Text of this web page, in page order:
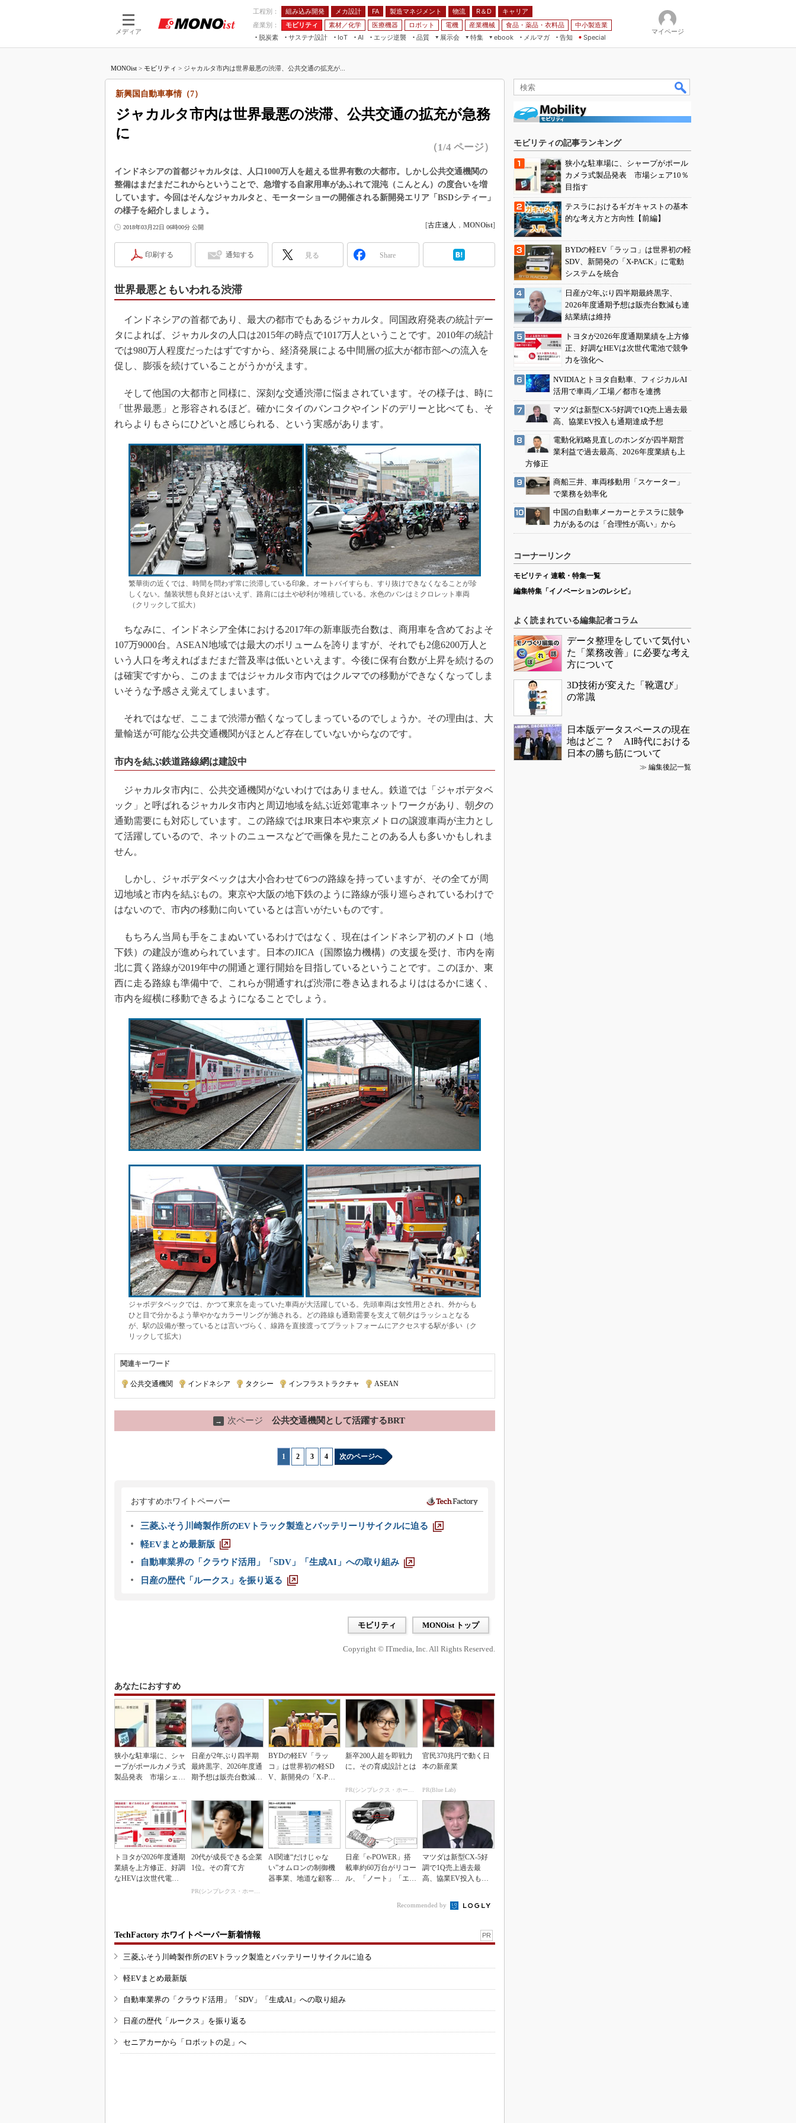
メディア
工程別： 組み込み開発 メカ設計 FA 製造マネジメント 物流 R＆D
キャリア
産業別：
モビリティ 素材／化学 医療機器 ロボット 電機 産業機械 食品・薬品・衣料品
中小製造業
脱炭素
サステナ設計
IoT
つながる工場
AI
AI×設備保全
エッジ逆襲 品質
展示会
JIMTOF
IIFES
TECHNO-FRONTIER
人テク展
日本ものづくりワールド
AUTOMOTIVE WORLD
特集
VR／AR
フィールドサービス
組み込みモデリング
Windows Embedded
無償設計ツール
3Dプリンタ
インダストリー4.0
イノベーション
植物工場
グローバル設計・開発
制御セキュリティ
新型コロナへの対応
ebook
FA
モビリティ
メルマガ
告知 Special
マイページ
MONOist > モビリティ > ジャカルタ市内は世界最悪の渋滞、公共交通の拡充が...
ジャカルタ市内は世界最悪の渋滞、公共交通の拡充が急務
に
新興国自動車事情（7）
（1/4 ページ）
インドネシアの首都ジャカルタは、人口1000万人を超える世界有数の大都市。しかし公共交通機関の
整備はまだまだこれからということで、急増する自家用車があふれて混沌（こんとん）の度合いを増
しています。今回はそんなジャカルタと、モーターショーの開催される新開発エリア「BSDシティー」
の様子を紹介しましょう。
2018年03月22日 06時00分 公開 [古庄速人 ， MONOist]
印刷する 通知する 見る Share
世界最悪ともいわれる渋滞
インドネシアの首都であり、最大の都市でもあるジャカルタ。同国政府発表の統計デー
タによれば、ジャカルタの人口は2015年の時点で1017万人ということです。2010年の統計
では980万人程度だったはずですから、経済発展による中間層の拡大が都市部への流入を
促し、膨張を続けていることがうかがえます。
そして他国の大都市と同様に、深刻な交通渋滞に悩まされています。その様子は、時に
「世界最悪」と形容されるほど。確かにタイのバンコクやインドのデリーと比べても、そ
れらよりもさらにひどいと感じられる、という実感があります。
繁華街の近くでは、時間を問わず常に渋滞している印象。オートバイすらも、すり抜けできなくなることが珍
しくない。舗装状態も良好とはいえず、路肩には土や砂利が堆積している。水色のバンはミクロレット車両
（クリックして拡大）
ちなみに、インドネシア全体における2017年の新車販売台数は、商用車を含めておよそ
107万9000台。ASEAN地域では最大のボリュームを誇りますが、それでも2億6200万人と
いう人口を考えればまだまだ普及率は低いといえます。今後に保有台数が上昇を続けるの
は確実ですから、このままではジャカルタ市内ではクルマでの移動ができなくなってしま
いそうな予感さえ覚えてしまいます。
それではなぜ、ここまで渋滞が酷くなってしまっているのでしょうか。その理由は、大
量輸送が可能な公共交通機関がほとんど存在していないからなのです。
市内を結ぶ鉄道路線網は建設中
ジャカルタ市内に、公共交通機関がないわけではありません。鉄道では「ジャボデタベ
ック」と呼ばれるジャカルタ市内と周辺地域を結ぶ近郊電車ネットワークがあり、朝夕の
通勤需要にも対応しています。この路線ではJR東日本や東京メトロの譲渡車両が主力とし
て活躍しているので、ネットのニュースなどで画像を見たことのある人も多いかもしれま
せん。
しかし、ジャボデタベックは大小合わせて6つの路線を持っていますが、その全てが周
辺地域と市内を結ぶもの。東京や大阪の地下鉄のように路線が張り巡らされているわけで
はないので、市内の移動に向いているとは言いがたいものです。
もちろん当局も手をこまぬいているわけではなく、現在はインドネシア初のメトロ（地
下鉄）の建設が進められています。日本のJICA（国際協力機構）の支援を受け、市内を南
北に貫く路線が2019年中の開通と運行開始を目指しているということです。このほか、東
西に走る路線も準備中で、これらが開通すれば渋滞に巻き込まれるよりははるかに速く、
市内を縦横に移動できるようになることでしょう。
ジャボデタベックでは、かつて東京を走っていた車両が大活躍している。先頭車両は女性用とされ、外からも
ひと目で分かるよう華やかなカラーリングが施される。どの路線も通勤需要を支えて朝夕はラッシュとなる
が、駅の設備が整っているとは言いづらく、線路を直接渡ってプラットフォームにアクセスする駅が多い（ク
リックして拡大）
関連キーワード
公共交通機関 インドネシア タクシー インフラストラクチャ ASEAN
→ 次ページ 公共交通機関として活躍するBRT
1 2 3 4 次のページへ
おすすめホワイトペーパー
三菱ふそう川崎製作所のEVトラック製造とバッテリーリサイクルに迫る
軽EVまとめ最新版
自動車業界の「クラウド活用」「SDV」「生成AI」への取り組み
日産の歴代「ルークス」を振り返る
モビリティ MONOist トップ
Copyright © ITmedia, Inc. All Rights Reserved.
あなたにおすすめ
狭小な駐車場に、シャ
ープがポールカメラ式
製品発表 市場シェア
日産が2年ぶり四半期
最終黒字、2026年度通
期予想は販売台数減も
BYDの軽EV「ラッ
コ」は世界初の軽SD
V、新開発の「X-PAC
新卒200人超を即戦力
に。その育成設計とは
PR(シンプレクス・ホールディングス)
官民370兆円で動く日
本の新産業
PR(Blue Lab)
トヨタが2026年度通期
業績を上方修正、好調
なHEVは次世代電池
20代が成長できる企業
1位。その育て方
PR(シンプレクス・ホールディングス)
AI関連“だけじゃな
い”オムロンの制御機
器事業、地道な顧客基
日産「e-POWER」搭
載車約60万台がリコー
ル、「ノート」「エク
マツダは新型CX-5好
調で1Q売上過去最
高、協業EV投入も通
Recommended by
TechFactory ホワイトペーパー新着情報 PR
三菱ふそう川崎製作所のEVトラック製造とバッテリーリサイクルに迫る
軽EVまとめ最新版
自動車業界の「クラウド活用」「SDV」「生成AI」への取り組み
日産の歴代「ルークス」を振り返る
セニアカーから「ロボットの足」へ
モビリティの記事ランキング
狭小な駐車場に、シャープがポール
カメラ式製品発表 市場シェア10％
目指す
テスラにおけるギガキャストの基本
的な考え方と方向性【前編】
BYDの軽EV「ラッコ」は世界初の軽
SDV、新開発の「X-PACK」に電動
システムを統合
日産が2年ぶり四半期最終黒字、
2026年度通期予想は販売台数減も連
結業績は維持
トヨタが2026年度通期業績を上方修
正、好調なHEVは次世代電池で競争
力を強化へ
NVIDIAとトヨタ自動車、フィジカルAI
活用で車両／工場／都市を連携
マツダは新型CX-5好調で1Q売上過去最
高、協業EV投入も通期達成予想
電動化戦略見直しのホンダが四半期営
業利益で過去最高、2026年度業績も上
方修正
商船三井、車両移動用「スケーター」
で業務を効率化
中国の自動車メーカーとテスラに競争
力があるのは「合理性が高い」から
コーナーリンク
モビリティ 連載・特集一覧
編集特集「イノベーションのレシピ」
よく読まれている編集記者コラム
データ整理をしていて気付い
た「業務改善」に必要な考え
方について
3D技術が変えた「靴選び」
の常識
日本版データスペースの現在
地はどこ？ AI時代における
日本の勝ち筋について
≫ 編集後記一覧